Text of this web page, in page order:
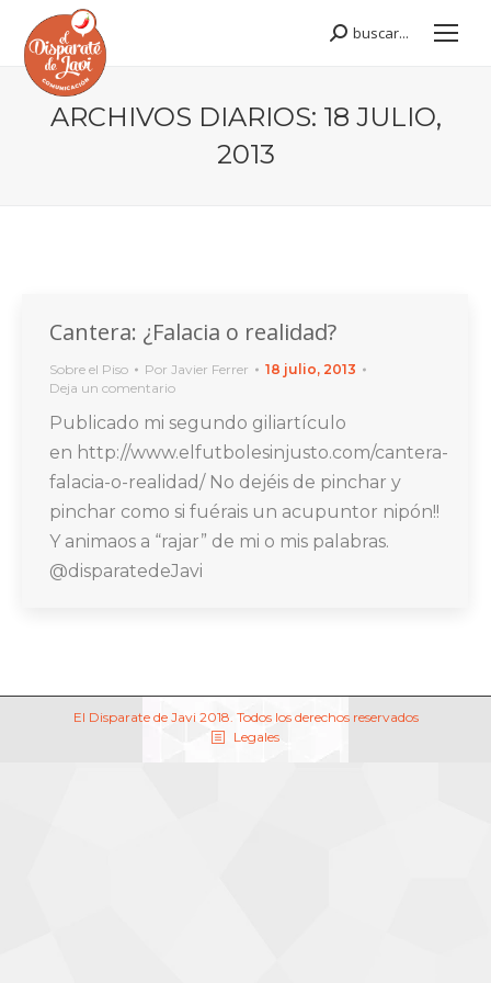
Buscar:
buscar...
ARCHIVOS DIARIOS: 18 JULIO,
2013
Cantera: ¿Falacia o realidad?
Sobre el Piso Por Javier Ferrer
18 julio, 2013
Deja un comentario
Publicado mi segundo giliartículo
en http://www.elfutbolesinjusto.com/cantera-
falacia-o-realidad/ No dejéis de pinchar y
pinchar como si fuérais un acupuntor nipón!!
Y animaos a “rajar” de mi o mis palabras.
@disparatedeJavi
El Disparate de Javi 2018. Todos los derechos reservados
Legales